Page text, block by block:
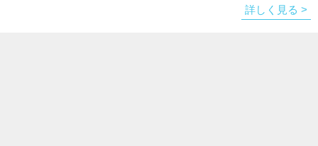
詳しく見る >